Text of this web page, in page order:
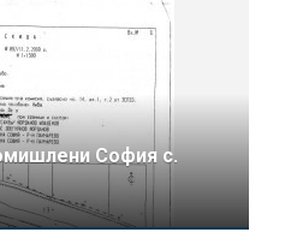
София с.